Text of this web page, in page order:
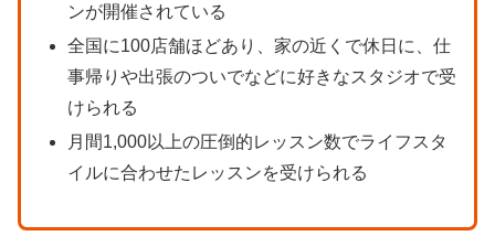
ンが開催されている
全国に100店舗ほどあり、家の近くで休日に、仕
事帰りや出張のついでなどに好きなスタジオで受
けられる
月間1,000以上の圧倒的レッスン数でライフスタ
イルに合わせたレッスンを受けられる